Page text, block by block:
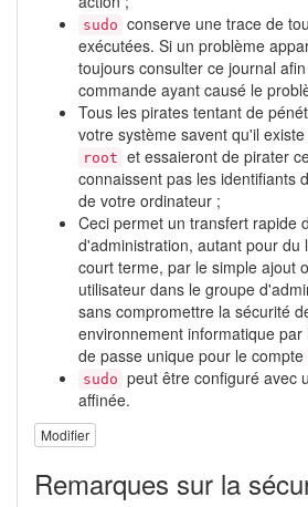
sudo conserve une trace de
exécutées. Si un problème
toujours consulter ce journal
commande ayant causé le
Tous les pirates tentant de
votre système savent qu'il
root et essaieront de pirater
connaissent pas les identifiants
de votre ordinateur ;
Ceci permet un transfert rapide
d'administration, autant pour du
court terme, par le simple ajout
utilisateur dans le groupe
sans compromettre la sécurité
environnement informatique
de passe unique pour le compte
sudo peut être configuré avec
affinée.
Modifier
Remarques sur la